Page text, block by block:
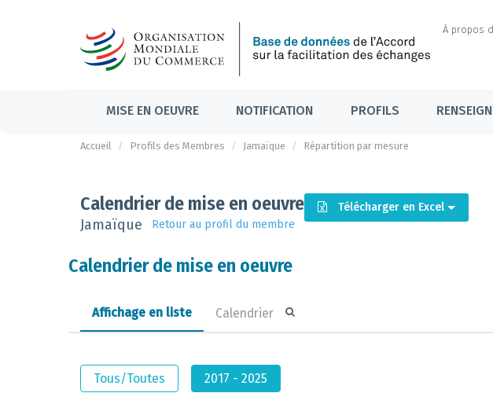
À propos
MISE EN OEUVRE NOTIFICATION PROFILS
Accueil Profils des Membres Jamaïque Répartition par mesure
Calendrier de mise en oeuvre
Jamaïque Retour au profil du membre
Télécharger en Excel
Calendrier de mise en oeuvre
Affichage en liste Calendrier
Tous/Toutes 2017 - 2025